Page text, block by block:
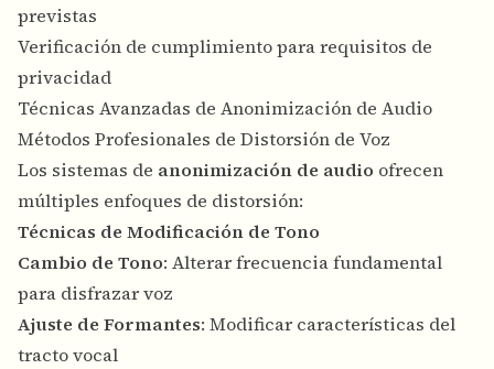
previstas
Verificación de cumplimiento para requisitos de
privacidad
Técnicas Avanzadas de Anonimización de Audio
Métodos Profesionales de Distorsión de Voz
Los sistemas de anonimización de audio ofrecen
múltiples enfoques de distorsión:
Técnicas de Modificación de Tono
Cambio de Tono: Alterar frecuencia fundamental
para disfrazar voz
Ajuste de Formantes: Modificar características del
tracto vocal